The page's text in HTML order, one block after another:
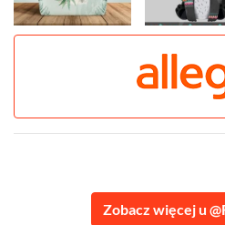
Zobacz więcej u